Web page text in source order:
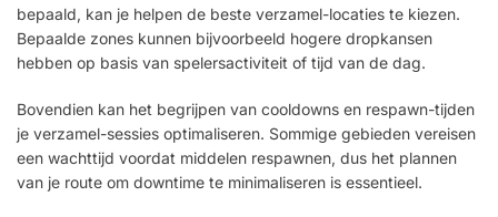
bepaald, kan je helpen de beste verzamel-locaties te kiezen.
Bepaalde zones kunnen bijvoorbeeld hogere dropkansen
hebben op basis van spelersactiviteit of tijd van de dag.
Bovendien kan het begrijpen van cooldowns en respawn-tijden
je verzamel-sessies optimaliseren. Sommige gebieden vereisen
een wachttijd voordat middelen respawnen, dus het plannen
van je route om downtime te minimaliseren is essentieel.